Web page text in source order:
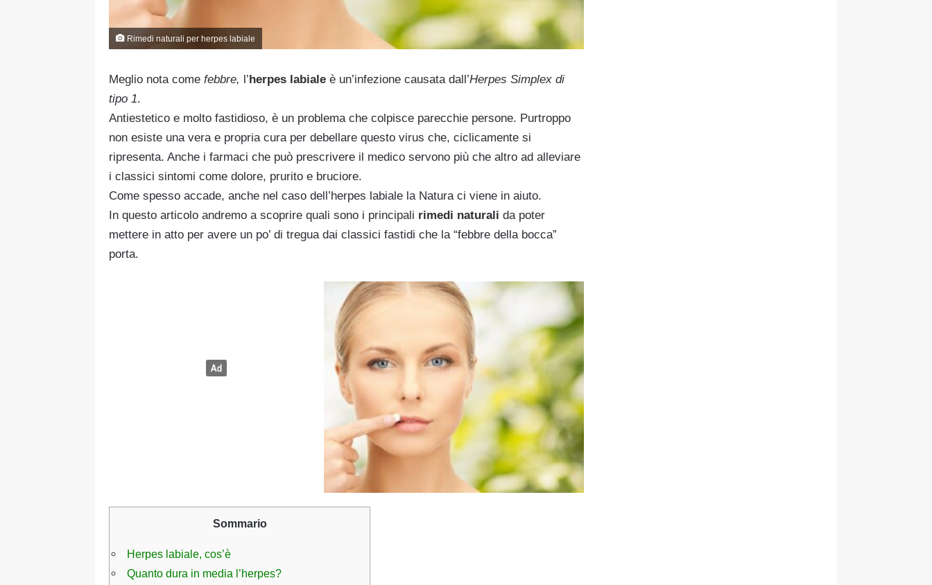
Rimedi naturali per herpes labiale
Meglio nota come febbre, l’ herpes labiale è un’infezione causata dall’Herpes Simplex di
tipo 1.
Antiestetico e molto fastidioso, è un problema che colpisce parecchie persone. Purtroppo
non esiste una vera e propria cura per debellare questo virus che, ciclicamente si
ripresenta. Anche i farmaci che può prescrivere il medico servono più che altro ad alleviare
i classici sintomi come dolore, prurito e bruciore.
Come spesso accade, anche nel caso dell’herpes labiale la Natura ci viene in aiuto.
In questo articolo andremo a scoprire quali sono i principali rimedi naturali da poter
mettere in atto per avere un po’ di tregua dai classici fastidi che la “febbre della bocca”
porta.
Sommario
Herpes labiale, cos’è
Quanto dura in media l’herpes?